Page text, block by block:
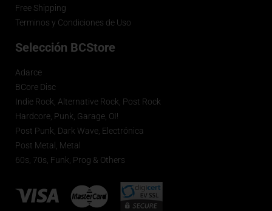
Free Shipping
Terminos y Condiciones de Uso
Selección BCStore
Adarce
BCore Disc
Indie Rock, Alternative Rock, Post Rock
Hardcore, Punk, Garage, OI!
Post Punk, Dark Wave, Electrónica
Post Metal, Metal
60s, 70s, Funk, Prog & Others